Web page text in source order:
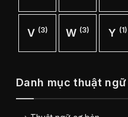
V (3) W (3) Y (1)
Danh mục thuật ngữ